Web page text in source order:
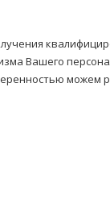
Вашего